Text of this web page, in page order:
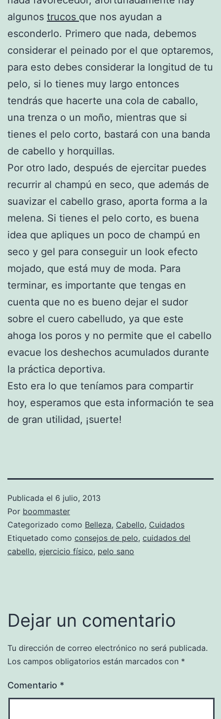
algunos trucos que nos ayudan a
esconderlo. Primero que nada, debemos
considerar el peinado por el que optaremos,
para esto debes considerar la longitud de tu
pelo, si lo tienes muy largo entonces
tendrás que hacerte una cola de caballo,
una trenza o un moño, mientras que si
tienes el pelo corto, bastará con una banda
de cabello y horquillas.
Por otro lado, después de ejercitar puedes
recurrir al champú en seco, que además de
suavizar el cabello graso, aporta forma a la
melena. Si tienes el pelo corto, es buena
idea que apliques un poco de champú en
seco y gel para conseguir un look efecto
mojado, que está muy de moda. Para
terminar, es importante que tengas en
cuenta que no es bueno dejar el sudor
sobre el cuero cabelludo, ya que este
ahoga los poros y no permite que el cabello
evacue los deshechos acumulados durante
la práctica deportiva.
Esto era lo que teníamos para compartir
hoy, esperamos que esta información te sea
de gran utilidad, ¡suerte!
Publicada el 6 julio, 2013
Por boommaster
Categorizado como Belleza, Cabello, Cuidados
Etiquetado como consejos de pelo, cuidados del
cabello, ejercicio físico, pelo sano
Dejar un comentario
Tu dirección de correo electrónico no será publicada.
Los campos obligatorios están marcados con *
Comentario *